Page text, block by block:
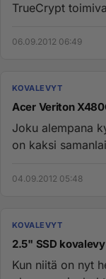
TrueCrypt toimivat yhteen.
06.09.2012 06:49
KOVALEVYT
Acer Veriton
Joku alempana
on kaksi
04.09.2012 05:48
KOVALEVYT
2.5" SSD kovalevy
Kun niitä on nyt